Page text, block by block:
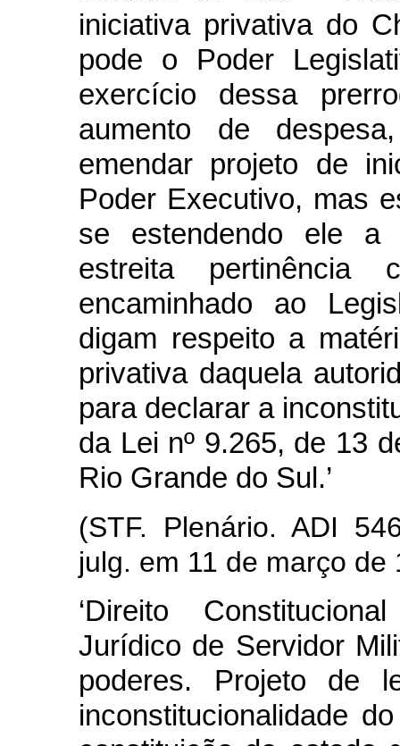
iniciativa privativa do
pode o Poder
exercício dessa
aumento de
emendar projeto de
Poder Executivo, mas
se estendendo ele a
estreita
encaminhado ao
digam respeito a
privativa daquela
para declarar a
da Lei nº 9.265, de 13
Rio Grande do Sul.’
(STF. Plenário. ADI
julg. em 11 de março de
‘Direito
Jurídico de Servidor
poderes. Projeto de
inconstitucionalidade